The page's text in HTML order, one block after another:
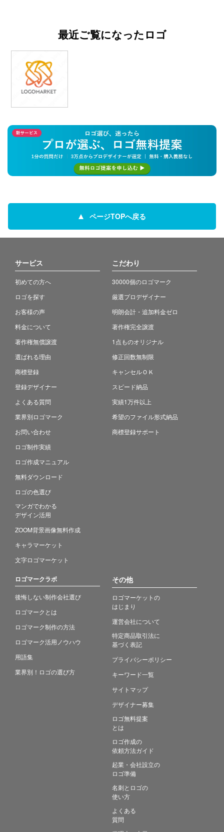
最近ご覧になったロゴ
ページTOPへ戻る
サービス
初めての方へ
ロゴを探す
お客様の声
料金について
著作権無償譲渡
選ばれる理由
商標登録
登録デザイナー
よくある質問
業界別ロゴマーク
お問い合わせ
ロゴ制作実績
ロゴ作成マニュアル
無料ダウンロード
ロゴの色選び
マンガでわかる
デザイン活用
ZOOM背景画像無料作成
キャラマーケット
文字ロゴマーケット
こだわり
30000個のロゴマーク
厳選プロデザイナー
明朗会計・追加料金ゼロ
著作権完全譲渡
1点ものオリジナル
修正回数無制限
キャンセルＯＫ
スピード納品
実績1万件以上
希望のファイル形式納品
商標登録サポート
ロゴマークラボ
後悔しない制作会社選び
ロゴマークとは
ロゴマーク制作の方法
ロゴマーク活用ノウハウ
用語集
業界別！ロゴの選び方
その他
ロゴマーケットの
はじまり
運営会社について
特定商品取引法に
基づく表記
プライバシーポリシー
キーワード一覧
サイトマップ
デザイナー募集
ロゴ無料提案
とは
ロゴ作成の
依頼方法ガイド
起業・会社設立の
ロゴ準備
名刺とロゴの
使い方
よくある
質問